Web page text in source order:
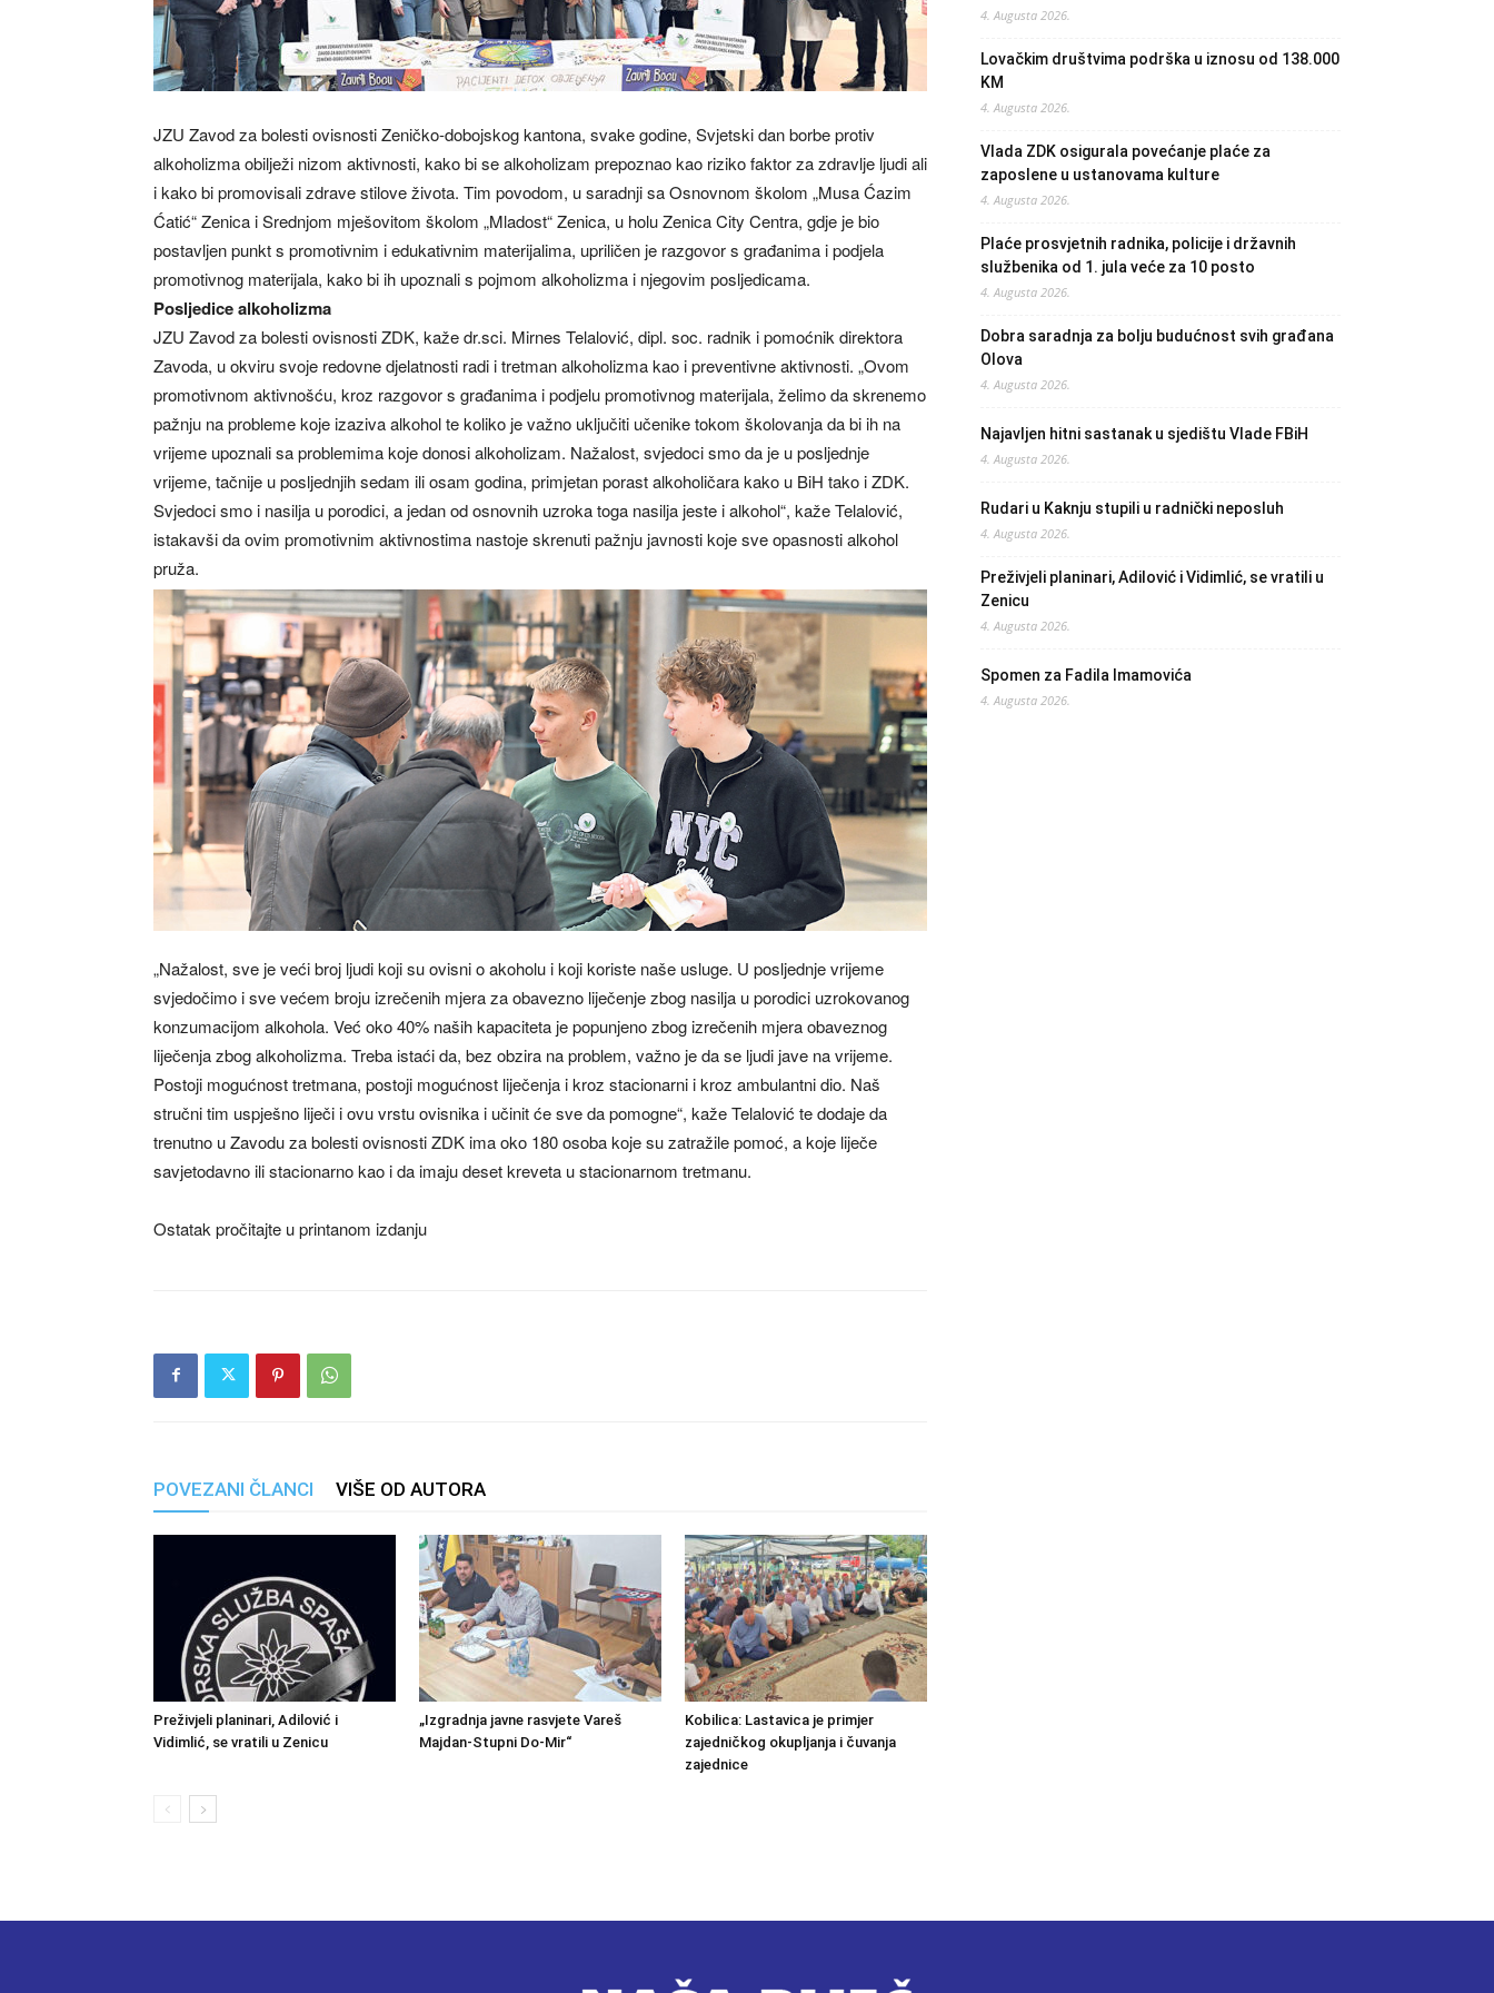
JZU Zavod za bolesti ovisnosti Zeničko-dobojskog kantona, svake godine, Svjetski dan borbe protiv
alkoholizma obilježi nizom aktivnosti, kako bi se alkoholizam prepoznao kao riziko faktor za zdravlje ljudi ali
i kako bi promovisali zdrave stilove života. Tim povodom, u saradnji sa Osnovnom školom „Musa Ćazim
Ćatić“ Zenica i Srednjom mješovitom školom „Mladost“ Zenica, u holu Zenica City Centra, gdje je bio
postavljen punkt s promotivnim i edukativnim materijalima, upriličen je razgovor s građanima i podjela
promotivnog materijala, kako bi ih upoznali s pojmom alkoholizma i njegovim posljedicama.
Posljedice alkoholizma
JZU Zavod za bolesti ovisnosti ZDK, kaže dr.sci. Mirnes Telalović, dipl. soc. radnik i pomoćnik direktora
Zavoda, u okviru svoje redovne djelatnosti radi i tretman alkoholizma kao i preventivne aktivnosti. „Ovom
promotivnom aktivnošću, kroz razgovor s građanima i podjelu promotivnog materijala, želimo da skrenemo
pažnju na probleme koje izaziva alkohol te koliko je važno uključiti učenike tokom školovanja da bi ih na
vrijeme upoznali sa problemima koje donosi alkoholizam. Nažalost, svjedoci smo da je u posljednje
vrijeme, tačnije u posljednjih sedam ili osam godina, primjetan porast alkoholičara kako u BiH tako i ZDK.
Svjedoci smo i nasilja u porodici, a jedan od osnovnih uzroka toga nasilja jeste i alkohol“, kaže Telalović,
istakavši da ovim promotivnim aktivnostima nastoje skrenuti pažnju javnosti koje sve opasnosti alkohol
pruža.
„Nažalost, sve je veći broj ljudi koji su ovisni o akoholu i koji koriste naše usluge. U posljednje vrijeme
svjedočimo i sve većem broju izrečenih mjera za obavezno liječenje zbog nasilja u porodici uzrokovanog
konzumacijom alkohola. Već oko 40% naših kapaciteta je popunjeno zbog izrečenih mjera obaveznog
liječenja zbog alkoholizma. Treba istaći da, bez obzira na problem, važno je da se ljudi jave na vrijeme.
Postoji mogućnost tretmana, postoji mogućnost liječenja i kroz stacionarni i kroz ambulantni dio. Naš
stručni tim uspješno liječi i ovu vrstu ovisnika i učinit će sve da pomogne“, kaže Telalović te dodaje da
trenutno u Zavodu za bolesti ovisnosti ZDK ima oko 180 osoba koje su zatražile pomoć, a koje liječe
savjetodavno ili stacionarno kao i da imaju deset kreveta u stacionarnom tretmanu.
Ostatak pročitajte u printanom izdanju
POVEZANI ČLANCI VIŠE OD AUTORA
Preživjeli planinari, Adilović i
Vidimlić, se vratili u Zenicu
„Izgradnja javne rasvjete Vareš
Majdan-Stupni Do-Mir“
Kobilica: Lastavica je primjer
zajedničkog okupljanja i čuvanja
zajednice
4. Augusta 2026.
Lovačkim društvima podrška u iznosu od 138.000
KM
4. Augusta 2026.
Vlada ZDK osigurala povećanje plaće za
zaposlene u ustanovama kulture
4. Augusta 2026.
Plaće prosvjetnih radnika, policije i državnih
službenika od 1. jula veće za 10 posto
4. Augusta 2026.
Dobra saradnja za bolju budućnost svih građana
Olova
4. Augusta 2026.
Najavljen hitni sastanak u sjedištu Vlade FBiH
4. Augusta 2026.
Rudari u Kaknju stupili u radnički neposluh
4. Augusta 2026.
Preživjeli planinari, Adilović i Vidimlić, se vratili u
Zenicu
4. Augusta 2026.
Spomen za Fadila Imamovića
4. Augusta 2026.